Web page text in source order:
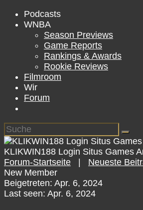
Podcasts
WNBA
Season Previews
Game Reports
Rankings & Awards
Rookie Reviews
Filmroom
Wir
Forum
KLIKWIN188 Login Situs Games
Forum-Startseite
Neueste
New Member
Beigetreten: Apr. 6, 2024
Last seen: Apr. 6, 2024